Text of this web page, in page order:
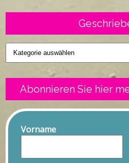
Geschriebenes
Abonnieren Sie hier
Vorname